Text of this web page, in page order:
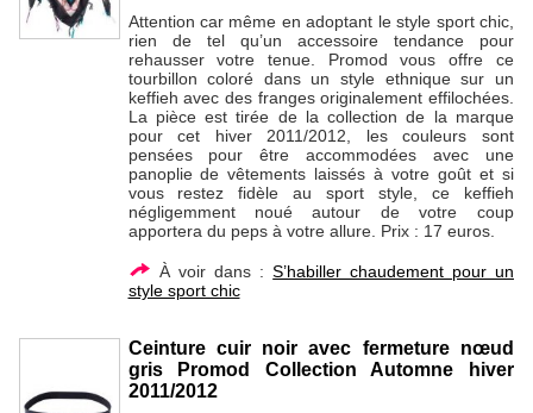
Attention car même en adoptant le style sport chic,
rien de tel qu’un accessoire tendance pour
rehausser votre tenue. Promod vous offre ce
tourbillon coloré dans un style ethnique sur un
keffieh avec des franges originalement effilochées.
La pièce est tirée de la collection de la marque
pour cet hiver 2011/2012, les couleurs sont
pensées pour être accommodées avec une
panoplie de vêtements laissés à votre goût et si
vous restez fidèle au sport style, ce keffieh
négligemment noué autour de votre coup
apportera du peps à votre allure. Prix : 17 euros.
À voir dans :S’habiller chaudement pour un
style sport chic
Ceinture cuir noir avec fermeture nœud
gris Promod Collection Automne hiver
2011/2012